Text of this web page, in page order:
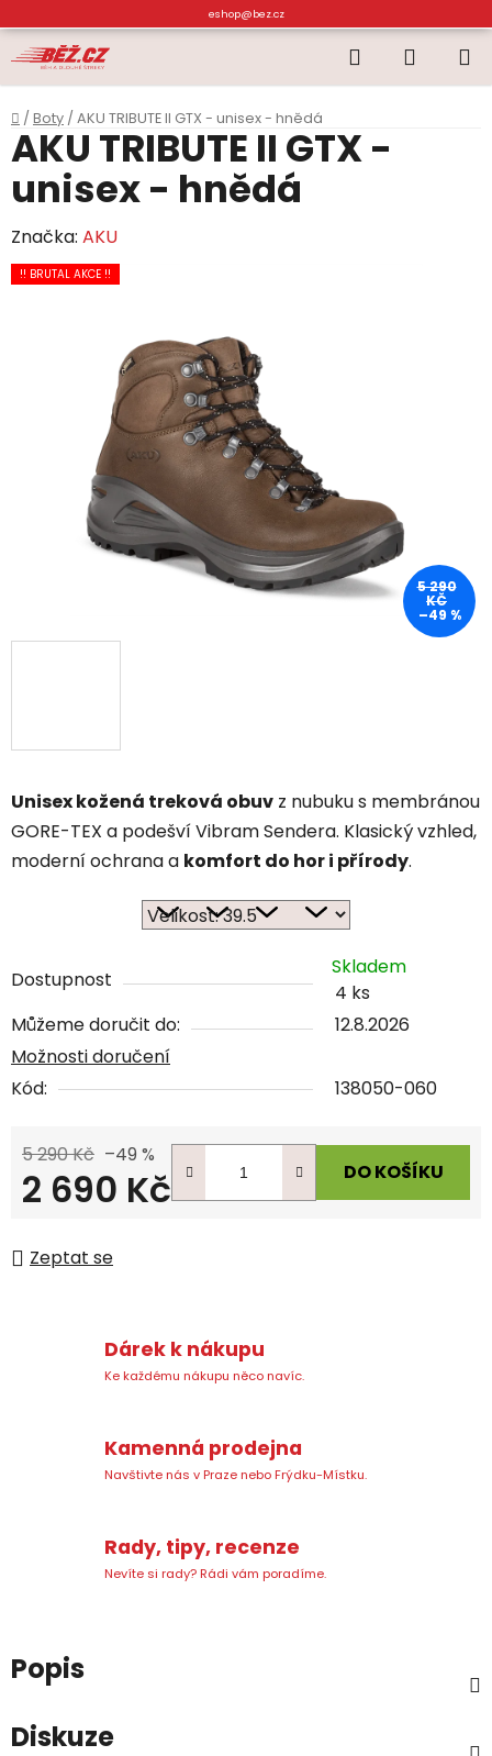
na
obsah
eshop@bez.cz
Hledat
KOŠÍK
Domů
/ Boty / AKU TRIBUTE II GTX - unisex - hnědá
Unisex kožená treková obuv z nubuku s membránou
GORE-TEX a podešví Vibram Sendera. Klasický vzhled,
moderní ochrana a komfort do hor i přírody.
Dostupnost
Skladem
4 ks
Můžeme doručit do:
12.8.2026
Možnosti doručení
Kód:
138050-060
5 290 Kč –49 %
2 690 Kč DO KOŠÍKU
Zeptat se
AKU TRIBUTE II GTX -
unisex - hnědá
Značka: AKU
!! BRUTAL AKCE !!
5 290
KČ
–49 %
Dárek k nákupu
Ke každému nákupu něco navíc.
Kamenná prodejna
Navštivte nás v Praze nebo Frýdku-Místku.
Rady, tipy, recenze
Nevíte si rady? Rádi vám poradíme.
Popis
Diskuze